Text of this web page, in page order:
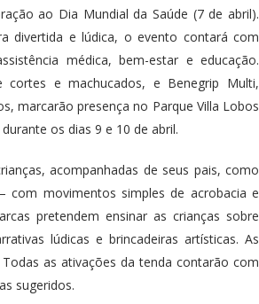
ao Dia Mundial da Saúde (7 de abril).
divertida e lúdica, o evento contará com
médica, bem-estar e educação.
cortes e machucados, e Benegrip Multi,
marcarão presença no Parque Villa Lobos
os dias 9 e 10 de abril.
acompanhadas de seus pais, como
com movimentos simples de acrobacia e
pretendem ensinar as crianças sobre
lúdicas e brincadeiras artísticas. As
as ativações da tenda contarão com
sugeridos.